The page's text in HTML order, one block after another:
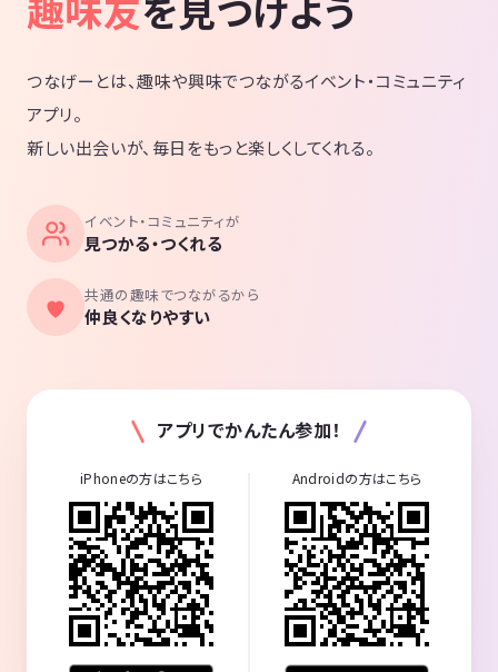
つなげーとは、趣味や興味でつながるイベント・コミュニティ
アプリ。
新しい出会いが、毎日をもっと楽しくしてくれる。
イベント・コミュニティが
見つかる・つくれる
共通の趣味でつながるから
仲良くなりやすい
アプリでかんたん参加！
iPhoneの方はこちら Androidの方はこちら